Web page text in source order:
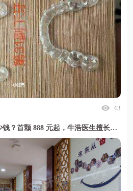
43
泉州美特欣口腔种植牙多少钱？首颗 888 元起，牛浩医生擅长疑难种植，甜伊严选小程序一键了解详情